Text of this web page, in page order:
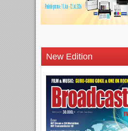
New Edition